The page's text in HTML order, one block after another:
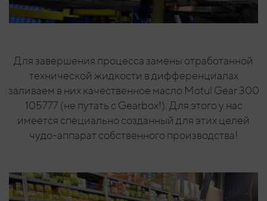
Для завершения процесса замены отработанной
технической жидкости в дифференциалах
заливаем в них качественное масло Motul Gear 300
105777 (не путать с Gearbox!). Для этого у нас
имеется специально созданный для этих целей
чудо-аппарат собственного производства!